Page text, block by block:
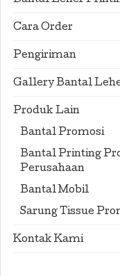
Cara Order
Pengiriman
Gallery Bantal
Produk Lain
Bantal Promosi
Bantal Printing
Perusahaan
Bantal Mobil
Sarung Tissue
Kontak Kami